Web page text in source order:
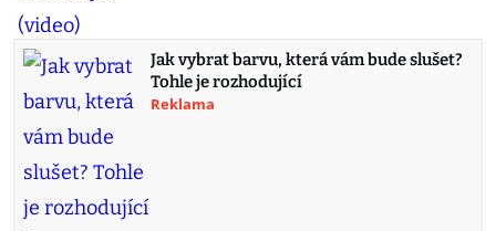
Jak vybrat barvu, která vám bude slušet?
Tohle je rozhodující
Reklama